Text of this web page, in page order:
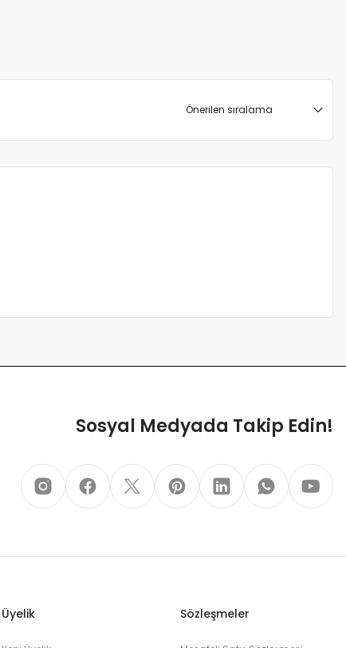
Sosyal Medyada Takip Edin!
Üyelik Sözleşmeler